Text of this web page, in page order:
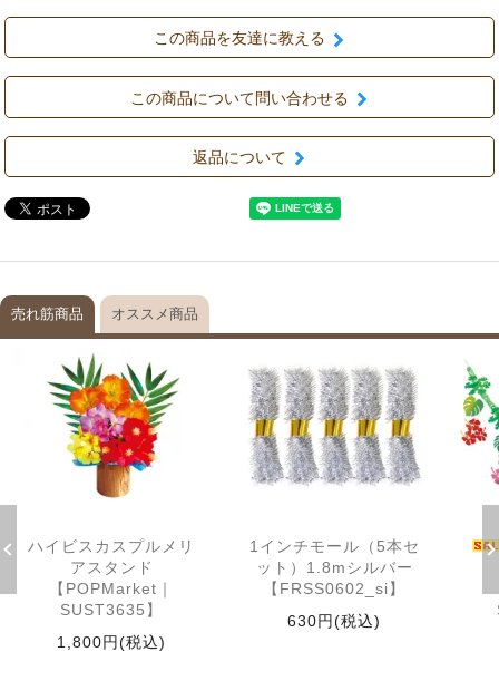
この商品を友達に教える
この商品について問い合わせる
返品について
売れ筋商品 オススメ商品
ハイビスカスプルメリ
アスタンド
【POPMarket｜
SUST3635】
1,800円(税込)
1インチモール（5本セ
ット）1.8mシルバー
【FRSS0602_si】
630円(税込)